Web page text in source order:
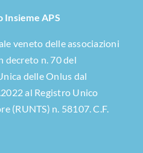
Insieme APS
veneto delle associazioni
decreto n. 70 del
delle Onlus dal
al Registro Unico
(RUNTS) n. 58107. C.F.